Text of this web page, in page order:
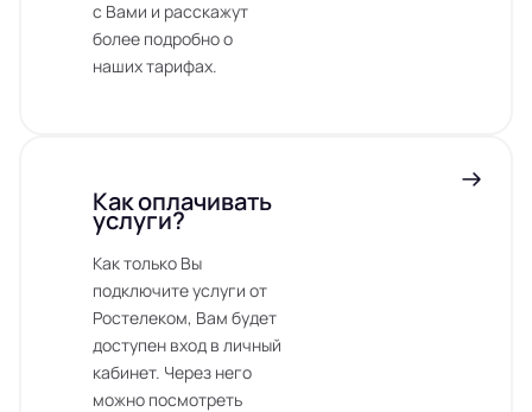
с Вами и расскажут
более подробно о
наших тарифах.
Как оплачивать
услуги?
Как только Вы
подключите услуги от
Ростелеком, Вам будет
доступен вход в личный
кабинет. Через него
можно посмотреть